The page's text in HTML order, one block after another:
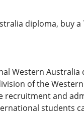
diploma, buy a
Western Australia
of the
and
students